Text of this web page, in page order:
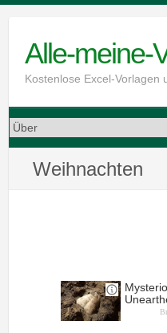
contentAlle-meine-
Kostenlose Excel-Vorlagen
Weihnachten